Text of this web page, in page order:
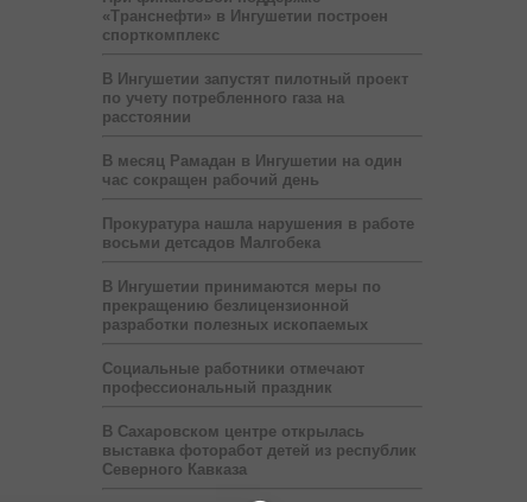
«Транснефти» в Ингушетии построен
спорткомплекс
В Ингушетии запустят пилотный проект
по учету потребленного газа на
расстоянии
В месяц Рамадан в Ингушетии на один
час сокращен рабочий день
Прокуратура нашла нарушения в работе
восьми детсадов Малгобека
В Ингушетии принимаются меры по
прекращению безлицензионной
разработки полезных ископаемых
Социальные работники отмечают
профессиональный праздник
В Сахаровском центре открылась
выставка фоторабот детей из республик
Северного Кавказа